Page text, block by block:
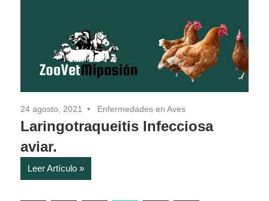
24 agosto, 2021 Enfermedades en Aves
Laringotraqueitis Infecciosa
aviar.
Leer Artículo